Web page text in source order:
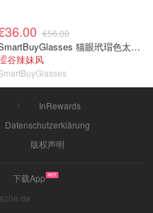
€56.00
SmartBuyGlasses 猫眼玳瑁色太阳镜
谷辣妹风
InRewards
Datenschutzerklärung
版权声明
下载App